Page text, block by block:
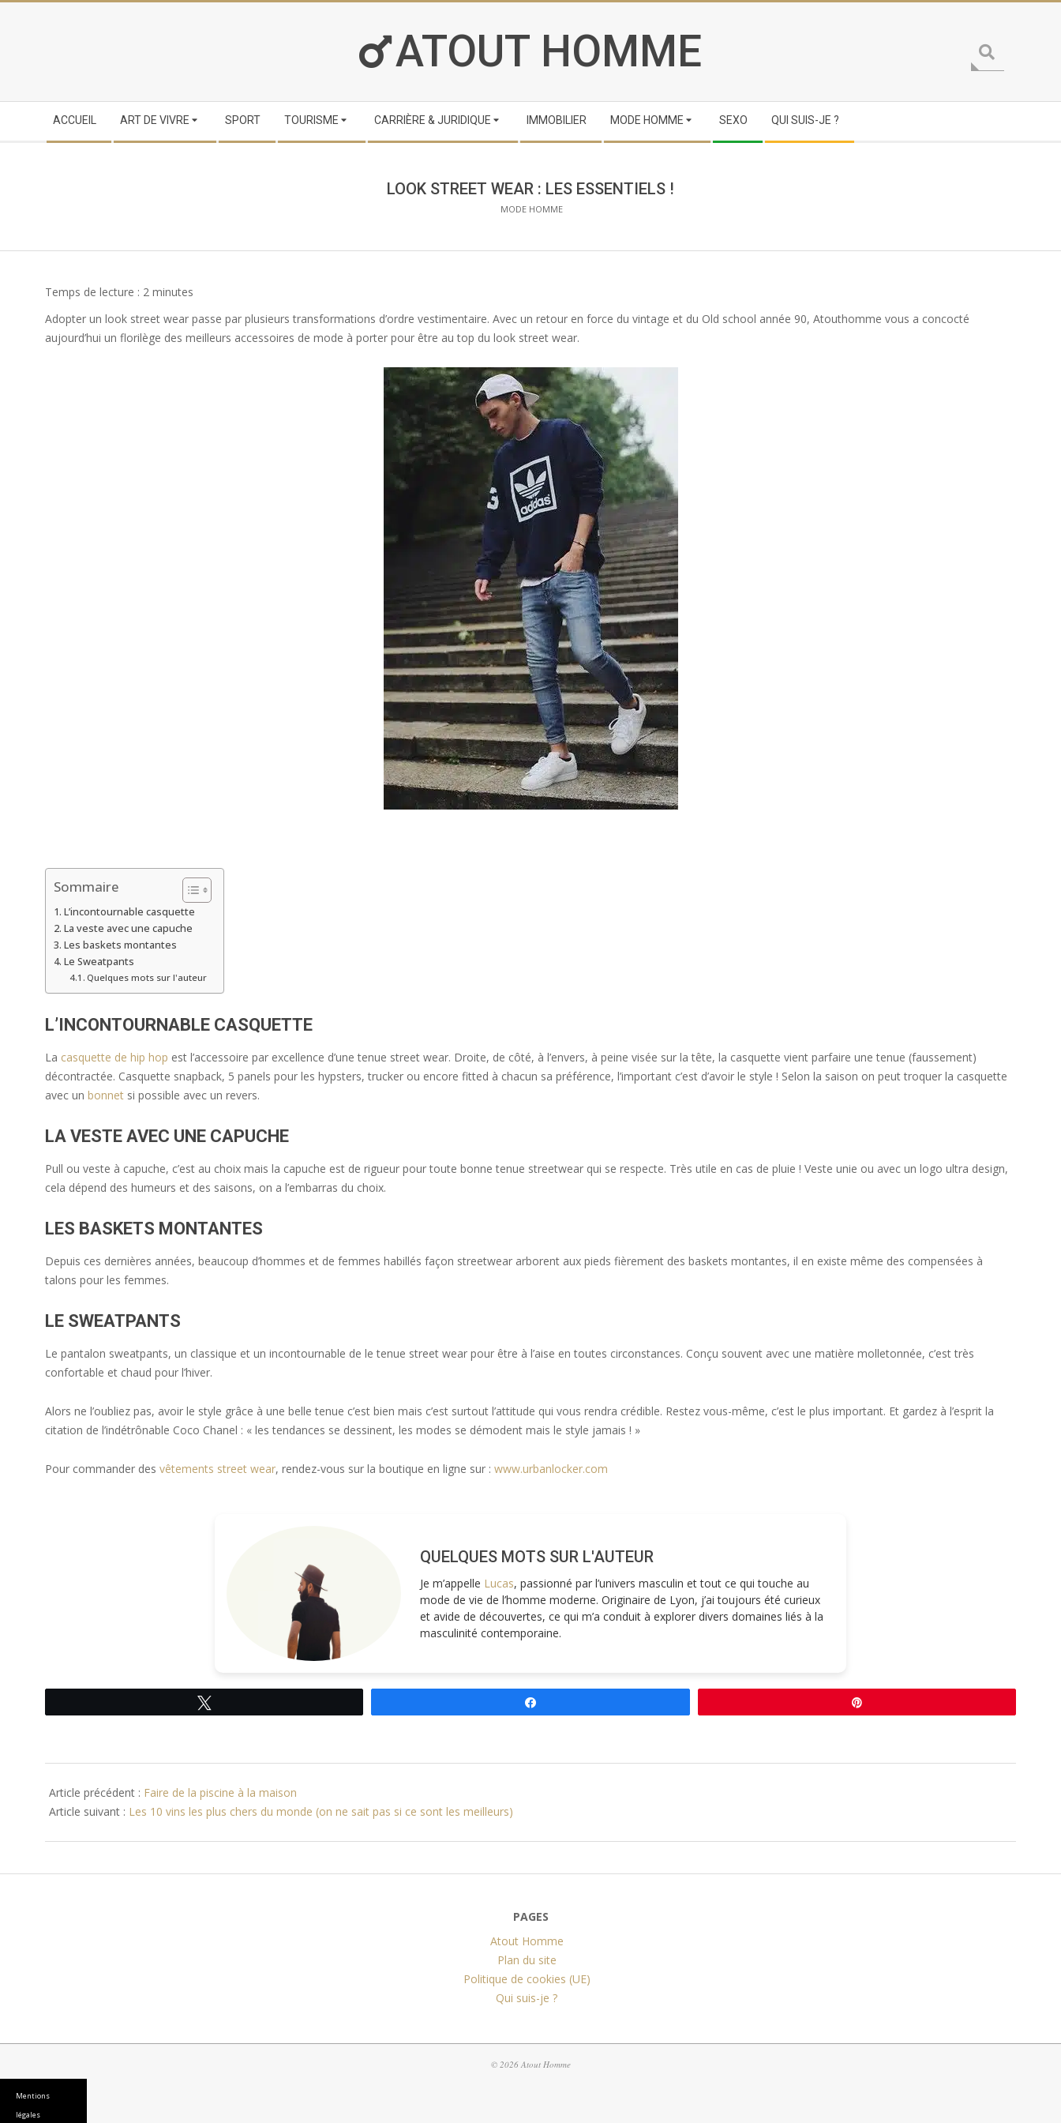
Mentions
légales
ATOUT HOMME
Navigation
Menu
ACCUEIL ART DE VIVRE SPORT TOURISME CARRIÈRE & JURIDIQUE IMMOBILIER MODE HOMME SEXO QUI SUIS-JE ?
LOOK STREET WEAR : LES ESSENTIELS !
MODE HOMME
Temps de lecture : 2 minutes
Adopter un look street wear passe par plusieurs transformations d’ordre vestimentaire. Avec un retour en force du vintage et du Old school année 90, Atouthomme vous a concocté
aujourd’hui un florilège des meilleurs accessoires de mode à porter pour être au top du look street wear.
Sommaire
L’incontournable casquette
La veste avec une capuche
Les baskets montantes
Le Sweatpants
Quelques mots sur l'auteur
L’INCONTOURNABLE CASQUETTE
La casquette de hip hop est l’accessoire par excellence d’une tenue street wear. Droite, de côté, à l’envers, à peine visée sur la tête, la casquette vient parfaire une tenue (faussement)
décontractée. Casquette snapback, 5 panels pour les hypsters, trucker ou encore fitted à chacun sa préférence, l’important c’est d’avoir le style ! Selon la saison on peut troquer la casquette
avec un bonnet si possible avec un revers.
LA VESTE AVEC UNE CAPUCHE
Pull ou veste à capuche, c’est au choix mais la capuche est de rigueur pour toute bonne tenue streetwear qui se respecte. Très utile en cas de pluie ! Veste unie ou avec un logo ultra design,
cela dépend des humeurs et des saisons, on a l’embarras du choix.
LES BASKETS MONTANTES
Depuis ces dernières années, beaucoup d’hommes et de femmes habillés façon streetwear arborent aux pieds fièrement des baskets montantes, il en existe même des compensées à
talons pour les femmes.
LE SWEATPANTS
Le pantalon sweatpants, un classique et un incontournable de le tenue street wear pour être à l’aise en toutes circonstances. Conçu souvent avec une matière molletonnée, c’est très
confortable et chaud pour l’hiver.
Alors ne l’oubliez pas, avoir le style grâce à une belle tenue c’est bien mais c’est surtout l’attitude qui vous rendra crédible. Restez vous-même, c’est le plus important. Et gardez à l’esprit la
citation de l’indétrônable Coco Chanel : « les tendances se dessinent, les modes se démodent mais le style jamais ! »
Pour commander des vêtements street wear, rendez-vous sur la boutique en ligne sur : www.urbanlocker.com
QUELQUES MOTS SUR L'AUTEUR
Je m’appelle Lucas, passionné par l’univers masculin et tout ce qui touche au
mode de vie de l’homme moderne. Originaire de Lyon, j’ai toujours été curieux
et avide de découvertes, ce qui m’a conduit à explorer divers domaines liés à la
masculinité contemporaine.
06-
02
Article précédent : Faire de la piscine à la maison
Article suivant : Les 10 vins les plus chers du monde (on ne sait pas si ce sont les meilleurs)
PAGES
Atout Homme
Plan du site
Politique de cookies (UE)
Qui suis-je ?
© 2026 Atout Homme